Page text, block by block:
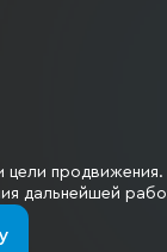
цели
дальнейшей